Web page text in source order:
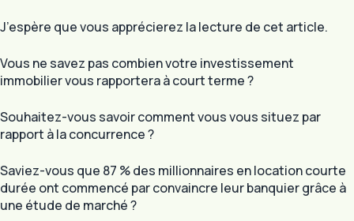
J’espère que vous apprécierez la lecture de cet article.
Vous ne savez pas combien votre investissement
immobilier vous rapportera à court terme ?
Souhaitez-vous savoir comment vous vous situez par
rapport à la concurrence ?
Saviez-vous que 87 % des millionnaires en location courte
durée ont commencé par convaincre leur banquier grâce à
une étude de marché ?